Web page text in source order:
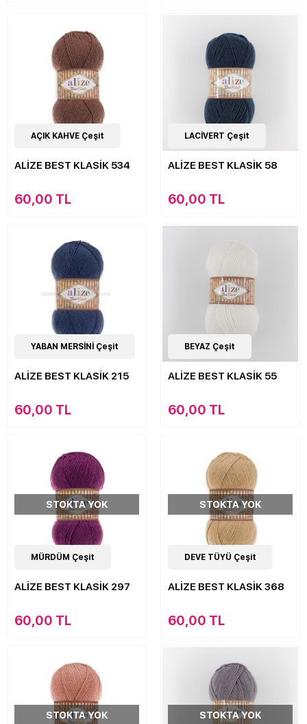
9Çeşit
AÇIK KAHVE Çeşit
ALİZE BEST KLASİK 534
60,00 TL
9Çeşit
LACİVERT Çeşit
ALİZE BEST KLASİK 58
60,00 TL
9Çeşit
YABAN MERSİNİ Çeşit
ALİZE BEST KLASİK 215
60,00 TL
9Çeşit
BEYAZ Çeşit
ALİZE BEST KLASİK 55
60,00 TL
9Çeşit
STOKTA YOK
MÜRDÜM Çeşit
ALİZE BEST KLASİK 297
60,00 TL
9 Çeşit
STOKTA YOK
DEVE TÜYÜ Çeşit
ALİZE BEST KLASİK 368
60,00 TL
STOKTA YOK STOKTA YOK